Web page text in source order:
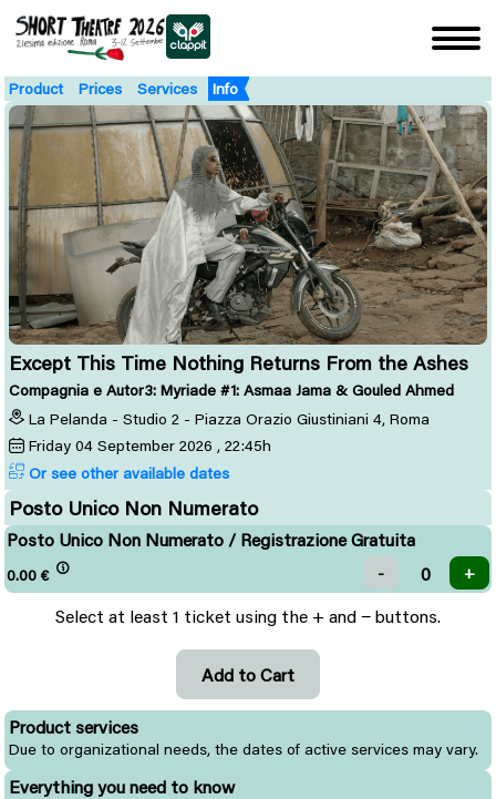
Product Prices Services Info
Except This Time Nothing Returns From the Ashes
Compagnia e Autor3: Myriade #1: Asmaa Jama & Gouled Ahmed
La Pelanda - Studio 2 - Piazza Orazio Giustiniani 4, Roma
Friday 04 September 2026 , 22:45h
Or see other available dates
Posto Unico Non Numerato
Posto Unico Non Numerato / Registrazione Gratuita
0.00 €
Select at least 1 ticket using the + and − buttons.
Product services
Due to organizational needs, the dates of active services may vary.
Everything you need to know